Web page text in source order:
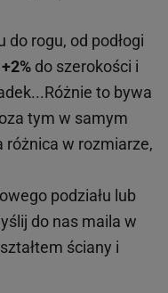
rogu, od podłogi
do szerokości i
to bywa
tym w samym
w rozmiarze,
podziału lub
do nas maila w
ściany i